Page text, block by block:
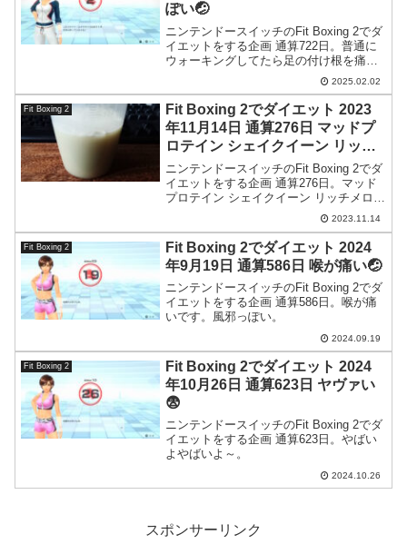
ぽい🤕
ニンテンドースイッチのFit Boxing 2でダ
イエットをする企画 通算722日。普通に
ウォーキングしてたら足の付け根を痛め
ました。意味が分かりません。 2025.02.02
Fit Boxing 2
Fit Boxing 2でダイエット 2023
年11月14日 通算276日 マッドプ
ロテイン シェイクイーン リッチ
メロン味
ニンテンドースイッチのFit Boxing 2でダ
イエットをする企画 通算276日。マッド
プロテイン シェイクイーン リッチメロン
味を飲んでみました。これがシェイクイ
ーンシリーズ最後の試飲となります。
2023.11.14
Fit Boxing 2
Fit Boxing 2でダイエット 2024
年9月19日 通算586日 喉が痛い🤕
ニンテンドースイッチのFit Boxing 2でダ
イエットをする企画 通算586日。喉が痛
いです。風邪っぽい。
2024.09.19
Fit Boxing 2
Fit Boxing 2でダイエット 2024
年10月26日 通算623日 ヤヴァい
😨
ニンテンドースイッチのFit Boxing 2でダ
イエットをする企画 通算623日。やばい
よやばいよ～。
2024.10.26
スポンサーリンク